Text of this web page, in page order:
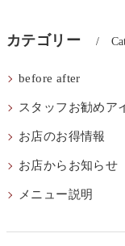
カテゴリー
before after
スタッフお勧めア
お店のお得情報
お店からお知らせ
メニュー説明